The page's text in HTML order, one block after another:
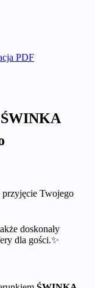
PDF
Twojego
doskonały
dla gości.✨